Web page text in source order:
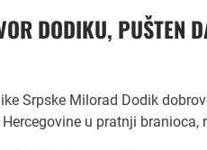
DODIKU, PUŠTEN
Srpske Milorad Dodik
u pratnji